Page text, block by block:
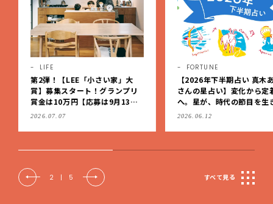
LIFE
第2弾！【LEE「小さい家」大
賞】募集スタート！グランプリ
賞金は10万円【応募は9月13日
（日）まで】
2026.07.07
FORTUNE
【2026年下半期占い 真木
さんの星占い】変化から定
へ。星が、時代の節目を生
私たちを導く
2026.06.12
2 | 5 すべて見る